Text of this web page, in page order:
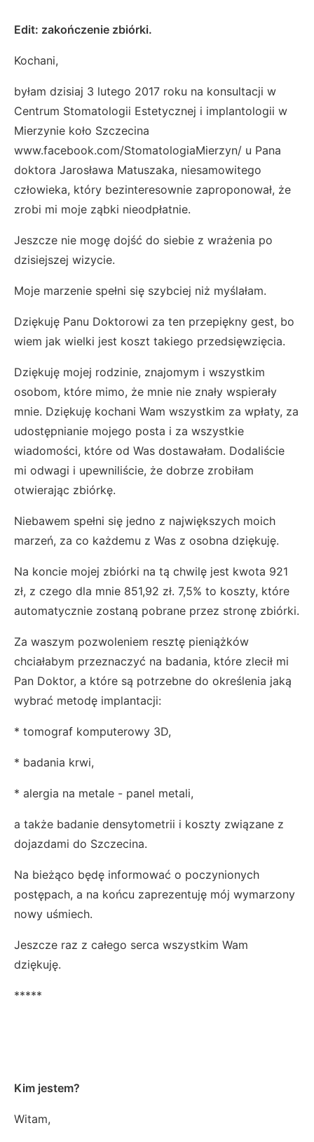
Edit: zakończenie zbiórki.
Kochani,
byłam dzisiaj 3 lutego 2017 roku na konsultacji w
Centrum Stomatologii Estetycznej i implantologii w
Mierzynie koło Szczecina
www.facebook.com/StomatologiaMierzyn/ u Pana
doktora Jarosława Matuszaka, niesamowitego
człowieka, który bezinteresownie zaproponował, że
zrobi mi moje ząbki nieodpłatnie.
Jeszcze nie mogę dojść do siebie z wrażenia po
dzisiejszej wizycie.
Moje marzenie spełni się szybciej niż myślałam.
Dziękuję Panu Doktorowi za ten przepiękny gest, bo
wiem jak wielki jest koszt takiego przedsięwzięcia.
Dziękuję mojej rodzinie, znajomym i wszystkim
osobom, które mimo, że mnie nie znały wspierały
mnie. Dziękuję kochani Wam wszystkim za wpłaty, za
udostępnianie mojego posta i za wszystkie
wiadomości, które od Was dostawałam. Dodaliście
mi odwagi i upewniliście, że dobrze zrobiłam
otwierając zbiórkę.
Niebawem spełni się jedno z największych moich
marzeń, za co każdemu z Was z osobna dziękuję.
Na koncie mojej zbiórki na tą chwilę jest kwota 921
zł, z czego dla mnie 851,92 zł. 7,5% to koszty, które
automatycznie zostaną pobrane przez stronę zbiórki.
Za waszym pozwoleniem resztę pieniążków
chciałabym przeznaczyć na badania, które zlecił mi
Pan Doktor, a które są potrzebne do określenia jaką
wybrać metodę implantacji:
* tomograf komputerowy 3D,
* badania krwi,
* alergia na metale - panel metali,
a także badanie densytometrii i koszty związane z
dojazdami do Szczecina.
Na bieżąco będę informować o poczynionych
postępach, a na końcu zaprezentuję mój wymarzony
nowy uśmiech.
Jeszcze raz z całego serca wszystkim Wam
dziękuję.
*****
Kim jestem?
Witam,